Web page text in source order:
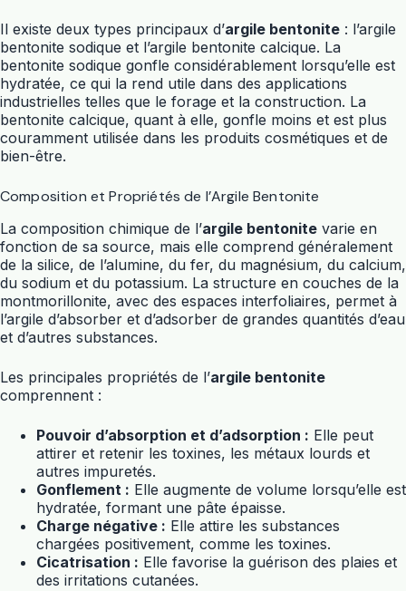
Il existe deux types principaux d’argile bentonite : l’argile
bentonite sodique et l’argile bentonite calcique. La
bentonite sodique gonfle considérablement lorsqu’elle est
hydratée, ce qui la rend utile dans des applications
industrielles telles que le forage et la construction. La
bentonite calcique, quant à elle, gonfle moins et est plus
couramment utilisée dans les produits cosmétiques et de
bien-être.
Composition et Propriétés de l’Argile Bentonite
La composition chimique de l’argile bentonite varie en
fonction de sa source, mais elle comprend généralement
de la silice, de l’alumine, du fer, du magnésium, du calcium,
du sodium et du potassium. La structure en couches de la
montmorillonite, avec des espaces interfoliaires, permet à
l’argile d’absorber et d’adsorber de grandes quantités d’eau
et d’autres substances.
Les principales propriétés de l’argile bentonite
comprennent :
Pouvoir d’absorption et d’adsorption : Elle peut
attirer et retenir les toxines, les métaux lourds et
autres impuretés.
Gonflement : Elle augmente de volume lorsqu’elle est
hydratée, formant une pâte épaisse.
Charge négative : Elle attire les substances
chargées positivement, comme les toxines.
Cicatrisation : Elle favorise la guérison des plaies et
des irritations cutanées.